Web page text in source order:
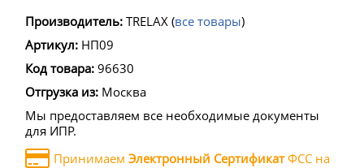
Производитель: TRELAX (все товары)
Артикул: НП09
Код товара: 96630
Отгрузка из: Москва
Мы предоставляем все необходимые документы
для ИПР.
Принимаем Электронный СертификатФСС на